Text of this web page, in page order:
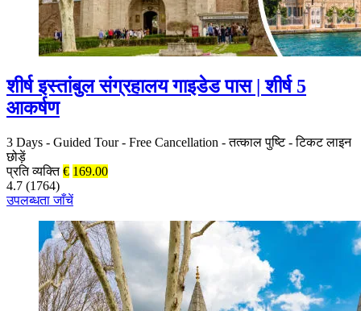
शीर्ष इस्तांबुल संग्रहालय गाइडेड पास | शीर्ष 5
आकर्षण
3 Days - Guided Tour - Free Cancellation - तत्काल पुष्टि - टिकट लाइन
छोड़ें
प्रति व्यक्ति € 169.00
4.7 (1764)
उपलब्धता जाँचें